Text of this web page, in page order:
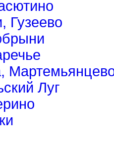
Гузеево
Луг